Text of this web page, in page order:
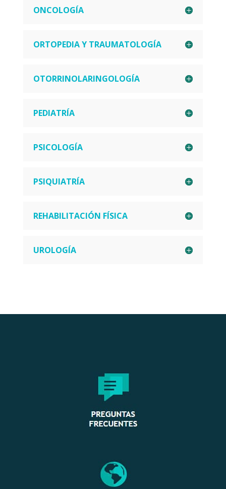
ONCOLOGÍA
ORTOPEDIA Y TRAUMATOLOGÍA
OTORRINOLARINGOLOGÍA
PEDIATRÍA
PSICOLOGÍA
PSIQUIATRÍA
REHABILITACIÓN FÍSICA
UROLOGÍA